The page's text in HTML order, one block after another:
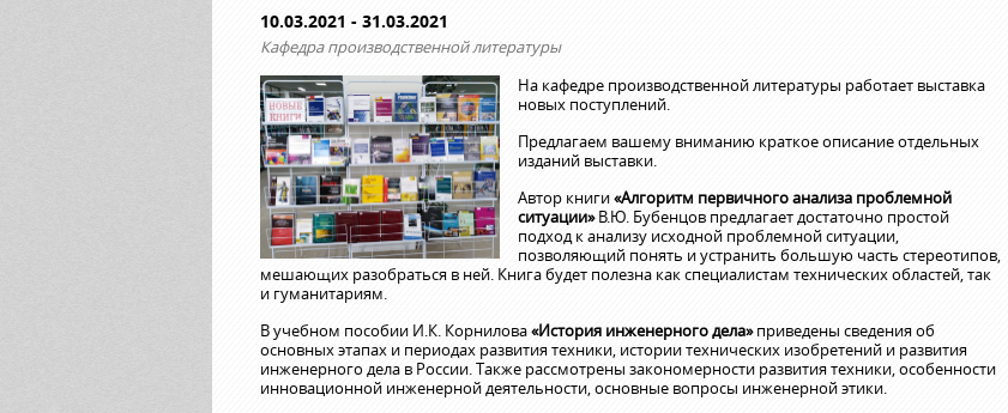
10.03.2021 - 31.03.2021
Кафедра производственной литературы
На кафедре производственной литературы работает выставка
новых поступлений.
Предлагаем вашему вниманию краткое описание отдельных
изданий выставки.
Автор книги«Алгоритм первичного анализа проблемной
ситуации»В.Ю. Бубенцов предлагает достаточно простой
подход к анализу исходной проблемной ситуации,
позволяющий понять и устранить большую часть стереотипов,
мешающих разобраться в ней. Книга будет полезна как специалистам технических областей, так
и гуманитариям.
В учебном пособии И.К. Корнилова«История инженерного дела»приведены сведения об
основных этапах и периодах развития техники, истории технических изобретений и развития
инженерного дела в России. Также рассмотрены закономерности развития техники, особенности
инновационной инженерной деятельности, основные вопросы инженерной этики.